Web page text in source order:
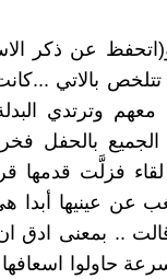
عن ذكر
بالاتي
معهم وترتدي
الجميع بالحفل
لقاء فزلَّت
عن عينيها
.. بمعنى ادق
حاولوا